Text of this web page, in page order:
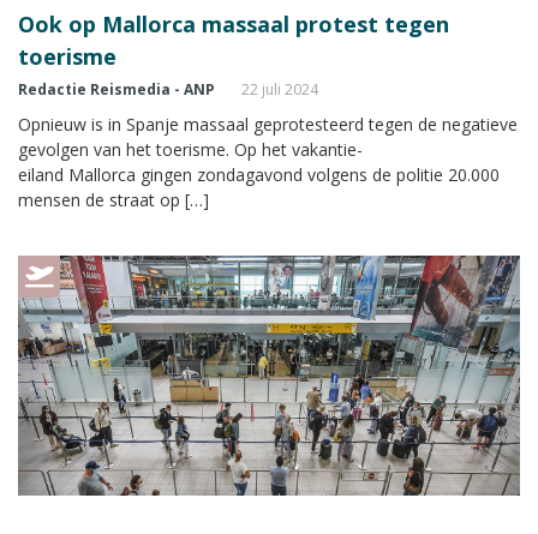
Ook op Mallorca massaal protest tegen
toerisme
Redactie Reismedia - ANP 22 juli 2024
Opnieuw is in Spanje massaal geprotesteerd tegen de negatieve
gevolgen van het toerisme. Op het vakantie-
eiland Mallorca gingen zondagavond volgens de politie 20.000
mensen de straat op […]